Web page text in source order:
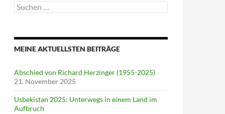
Suche
nach:
MEINE AKTUELLSTEN BEITRÄGE
Abschied von Richard Herzinger (1955-2025)
21. November 2025
Usbekistan 2025: Unterwegs in einem Land im
Aufbruch